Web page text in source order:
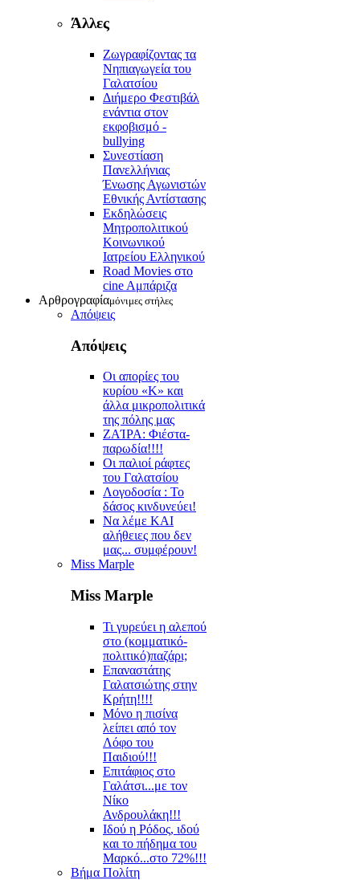
Άλλες
Ζωγραφίζοντας τα
Νηπιαγωγεία του
Γαλατσίου
Διήμερο Φεστιβάλ
ενάντια στον
εκφοβισμό -
bullying
Συνεστίαση
Πανελλήνιας
Ένωσης Αγωνιστών
Εθνικής Αντίστασης
Εκδηλώσεις
Μητροπολιτικού
Κοινωνικού
Ιατρείου Ελληνικού
Road Movies στο
cine Aμπάριζα
Αρθρογραφίαμόνιμες στήλες
Απόψεις
Απόψεις
Οι απορίες του
κυρίου «Κ» και
άλλα μικροπολιτικά
της πόλης μας
ZAΊΡΑ: Φιέστα-
παρωδία!!!!
Οι παλιοί ράφτες
του Γαλατσίου
Λογοδοσία : Το
δάσος κινδυνεύει!
Να λέμε ΚΑΙ
αλήθειες που δεν
μας... συμφέρουν!
Miss Marple
Miss Marple
Τι γυρεύει η αλεπού
στο (κομματικό-
πολιτικό)παζάρι;
Επαναστάτης
Γαλατσιώτης στην
Κρήτη!!!!
Μόνο η πισίνα
λείπει από τον
Λόφο του
Παιδιού!!!
Επιτάφιος στο
Γαλάτσι...με τον
Νίκο
Ανδρουλάκη!!!
Ιδού η Ρόδος, ιδού
και το πήδημα του
Μαρκό...στο 72%!!!
Βήμα Πολίτη